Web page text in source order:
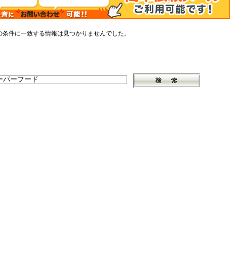
条件に一致する情報は見つかりませんでした。